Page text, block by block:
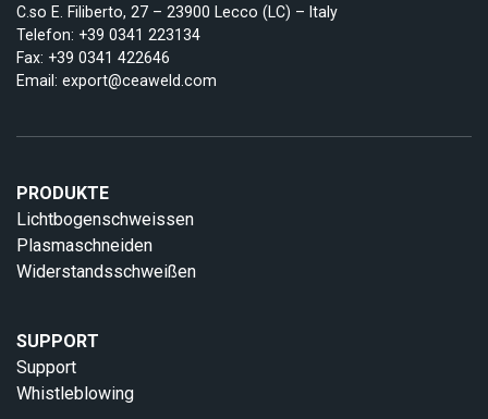
C.so E. Filiberto, 27 – 23900 Lecco (LC) – Italy
Telefon: +39 0341 223134
Fax: +39 0341 422646
Email: export@ceaweld.com
PRODUKTE
Lichtbogenschweissen
Plasmaschneiden
Widerstandsschweißen
SUPPORT
Support
Whistleblowing